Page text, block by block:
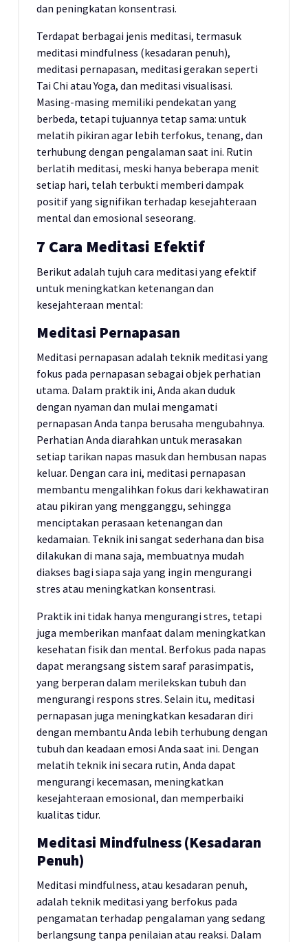
dan peningkatan konsentrasi.
Terdapat berbagai jenis meditasi, termasuk
meditasi mindfulness (kesadaran penuh),
meditasi pernapasan, meditasi gerakan seperti
Tai Chi atau Yoga, dan meditasi visualisasi.
Masing-masing memiliki pendekatan yang
berbeda, tetapi tujuannya tetap sama: untuk
melatih pikiran agar lebih terfokus, tenang, dan
terhubung dengan pengalaman saat ini. Rutin
berlatih meditasi, meski hanya beberapa menit
setiap hari, telah terbukti memberi dampak
positif yang signifikan terhadap kesejahteraan
mental dan emosional seseorang.
7 Cara Meditasi Efektif
Berikut adalah tujuh cara meditasi yang efektif
untuk meningkatkan ketenangan dan
kesejahteraan mental:
Meditasi Pernapasan
Meditasi pernapasan adalah teknik meditasi yang
fokus pada pernapasan sebagai objek perhatian
utama. Dalam praktik ini, Anda akan duduk
dengan nyaman dan mulai mengamati
pernapasan Anda tanpa berusaha mengubahnya.
Perhatian Anda diarahkan untuk merasakan
setiap tarikan napas masuk dan hembusan napas
keluar. Dengan cara ini, meditasi pernapasan
membantu mengalihkan fokus dari kekhawatiran
atau pikiran yang mengganggu, sehingga
menciptakan perasaan ketenangan dan
kedamaian. Teknik ini sangat sederhana dan bisa
dilakukan di mana saja, membuatnya mudah
diakses bagi siapa saja yang ingin mengurangi
stres atau meningkatkan konsentrasi.
Praktik ini tidak hanya mengurangi stres, tetapi
juga memberikan manfaat dalam meningkatkan
kesehatan fisik dan mental. Berfokus pada napas
dapat merangsang sistem saraf parasimpatis,
yang berperan dalam merilekskan tubuh dan
mengurangi respons stres. Selain itu, meditasi
pernapasan juga meningkatkan kesadaran diri
dengan membantu Anda lebih terhubung dengan
tubuh dan keadaan emosi Anda saat ini. Dengan
melatih teknik ini secara rutin, Anda dapat
mengurangi kecemasan, meningkatkan
kesejahteraan emosional, dan memperbaiki
kualitas tidur.
Meditasi Mindfulness (Kesadaran
Penuh)
Meditasi mindfulness, atau kesadaran penuh,
adalah teknik meditasi yang berfokus pada
pengamatan terhadap pengalaman yang sedang
berlangsung tanpa penilaian atau reaksi. Dalam